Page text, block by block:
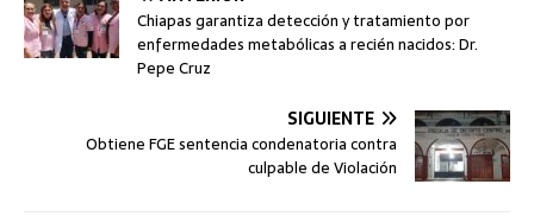
Chiapas garantiza detección y tratamiento por
enfermedades metabólicas a recién nacidos: Dr.
Pepe Cruz
SIGUIENTE
Obtiene FGE sentencia condenatoria contra
culpable de Violación